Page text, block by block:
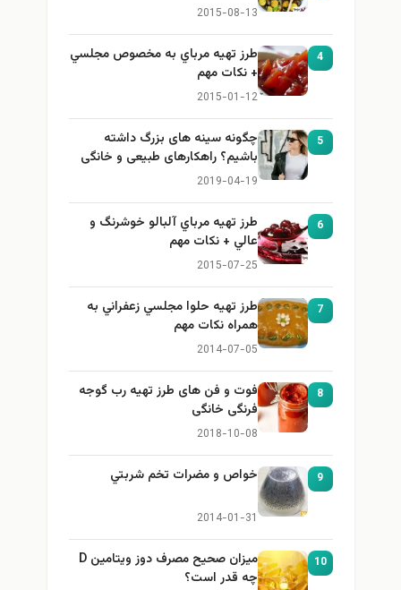
2015-08-13
4
طرز تهيه مرباي به مخصوص مجلسي
+ نكات مهم
2015-01-12
5
چگونه سینه های بزرگ داشته
باشیم؟ راهکارهای طبیعی و خانگی
برای بزرگ کردن سینه
2019-04-19
6
طرز تهيه مرباي آلبالو خوشرنگ و
عالي + نكات مهم
2015-07-25
7
طرز تهيه حلوا مجلسي زعفراني به
همراه نكات مهم
2014-07-05
8
فوت و فن های طرز تهیه رب گوجه
فرنگی خانگی
2018-10-08
9 خواص و مضرات تخم شربتي
2014-01-31
10
میزان صحیح مصرف دوز ویتامین D
چه قدر است؟